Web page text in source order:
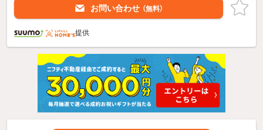
お問い合わせ （無料）
提供